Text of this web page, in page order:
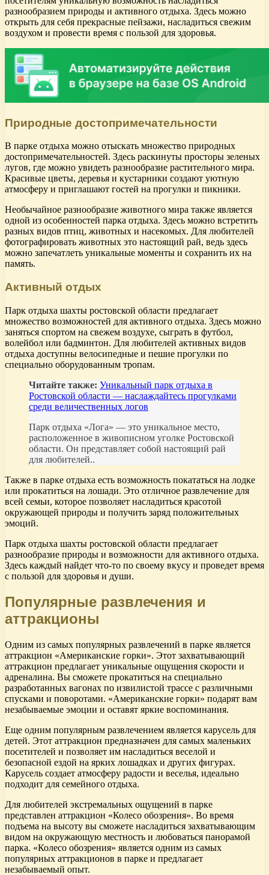
разнообразием природы и активного отдыха. Здесь можно
открыть для себя прекрасные пейзажи, насладиться свежим
воздухом и провести время с пользой для здоровья.
Природные достопримечательности
В парке отдыха можно отыскать множество природных
достопримечательностей. Здесь раскинуты просторы зеленых
лугов, где можно увидеть разнообразие растительного мира.
Красивые цветы, деревья и кустарники создают уютную
атмосферу и приглашают гостей на прогулки и пикники.
Необычайное разнообразие животного мира также является
одной из особенностей парка отдыха. Здесь можно встретить
разных видов птиц, животных и насекомых. Для любителей
фотографировать животных это настоящий рай, ведь здесь
можно запечатлеть уникальные моменты и сохранить их на
память.
Активный отдых
Парк отдыха шахты ростовской области предлагает
множество возможностей для активного отдыха. Здесь можно
заняться спортом на свежем воздухе, сыграть в футбол,
волейбол или бадминтон. Для любителей активных видов
отдыха доступны велосипедные и пешие прогулки по
специально оборудованным тропам.
Читайте также: Уникальный парк отдыха в
Ростовской области — наслаждайтесь прогулками
среди величественных логов
Парк отдыха «Лога» — это уникальное место,
расположенное в живописном уголке Ростовской
области. Он представляет собой настоящий рай
для любителей..
Также в парке отдыха есть возможность покататься на лодке
или прокатиться на лошади. Это отличное развлечение для
всей семьи, которое позволяет насладиться красотой
окружающей природы и получить заряд положительных
эмоций.
Парк отдыха шахты ростовской области предлагает
разнообразие природы и возможности для активного отдыха.
Здесь каждый найдет что-то по своему вкусу и проведет время
с пользой для здоровья и души.
Популярные развлечения и
аттракционы
Одним из самых популярных развлечений в парке является
аттракцион «Американские горки». Этот захватывающий
аттракцион предлагает уникальные ощущения скорости и
адреналина. Вы сможете прокатиться на специально
разработанных вагонах по извилистой трассе с различными
спусками и поворотами. «Американские горки» подарят вам
незабываемые эмоции и оставят яркие воспоминания.
Еще одним популярным развлечением является карусель для
детей. Этот аттракцион предназначен для самых маленьких
посетителей и позволяет им насладиться веселой и
безопасной ездой на ярких лошадках и других фигурах.
Карусель создает атмосферу радости и веселья, идеально
подходит для семейного отдыха.
Для любителей экстремальных ощущений в парке
представлен аттракцион «Колесо обозрения». Во время
подъема на высоту вы сможете насладиться захватывающим
видом на окружающую местность и любоваться панорамой
парка. «Колесо обозрения» является одним из самых
популярных аттракционов в парке и предлагает
незабываемый опыт.